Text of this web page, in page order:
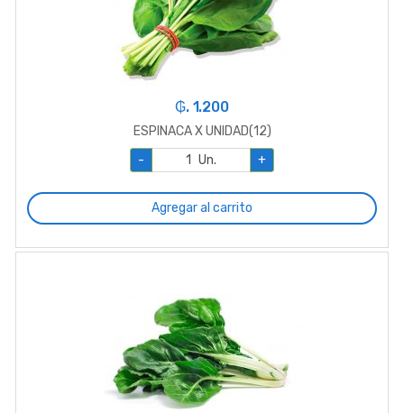
₲. 1.200
ESPINACA X UNIDAD(12)
-
Un. +
Agregar al carrito